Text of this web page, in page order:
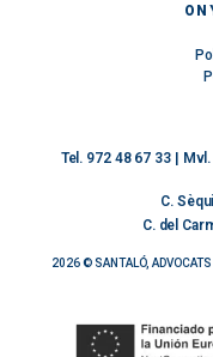
Tel. 972 48 67 33| Mvl.
C.
C. del
2026 © SANTALÓ,